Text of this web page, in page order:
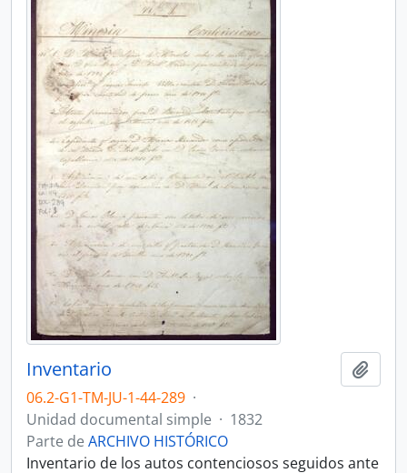
Inventario
06.2-G1-TM-JU-1-44-289 ·
Unidad documental simple · 1832
Parte de ARCHIVO HISTÓRICO
Inventario de los autos contenciosos seguidos ante